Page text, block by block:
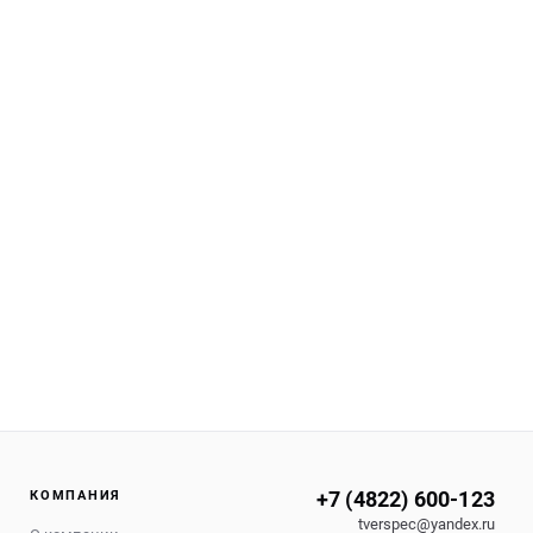
КОМПАНИЯ +7 (4822) 600-123
tverspec@yandex.ru